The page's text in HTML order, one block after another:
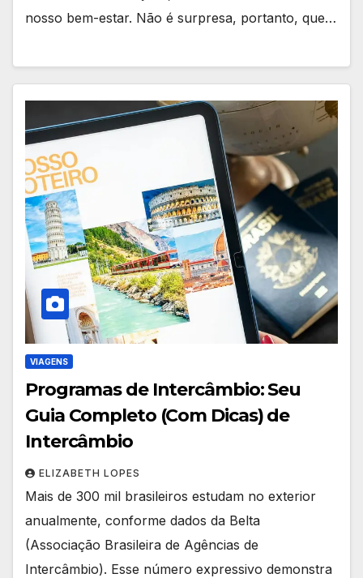
nosso bem-estar. Não é surpresa, portanto, que…
VIAGENS
Programas de Intercâmbio: Seu
Guia Completo (Com Dicas) de
Intercâmbio
ELIZABETH LOPES
Mais de 300 mil brasileiros estudam no exterior
anualmente, conforme dados da Belta
(Associação Brasileira de Agências de
Intercâmbio). Esse número expressivo demonstra